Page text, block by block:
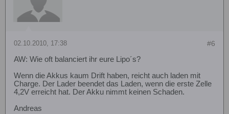
#6
02.10.2010, 17:38
AW: Wie oft balanciert ihr eure Lipo´s?
Wenn die Akkus kaum Drift haben, reicht auch laden mit
Charge. Der Lader beendet das Laden, wenn die erste Zelle
4,2V erreicht hat. Der Akku nimmt keinen Schaden.
Andreas